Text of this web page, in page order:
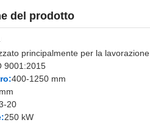
del prodotto
principalmente per la
9001:2015
400-1250 mm
20
250 kW